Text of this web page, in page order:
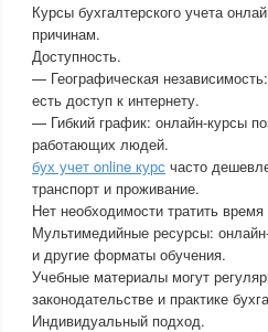
Курсы бухгалтерского учета
причинам.
Доступность.
— Географическая
есть доступ к интернету.
— Гибкий график: онлайн-курсы
работающих людей.
бух учет online курс часто
транспорт и проживание.
Нет необходимости тратить
Мультимедийные ресурсы:
и другие форматы обучения.
Учебные материалы могут
законодательстве и практике
Индивидуальный подход.